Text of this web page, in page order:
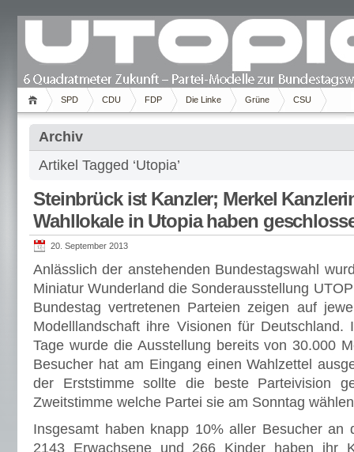
SPD CDU FDP Die Linke Grüne CSU
Archiv
Artikel Tagged ‘Utopia’
Steinbrück ist Kanzler; Merkel
Wahllokale in Utopia haben
20. September 2013
Anlässlich der anstehenden Bundestagswahl
Miniatur Wunderland die Sonderausstellung
Bundestag vertretenen Parteien zeigen auf
Modelllandschaft ihre Visionen für Deutschland.
Tage wurde die Ausstellung bereits von 30.000
Besucher hat am Eingang einen Wahlzettel
der Erststimme sollte die beste Parteivision
Zweitstimme welche Partei sie am Sonntag
Insgesamt haben knapp 10% aller Besucher an
2143 Erwachsene und 266 Kinder haben ihr